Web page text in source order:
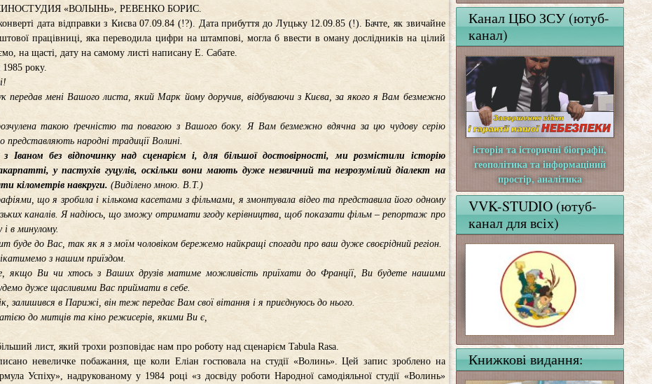
«ВОЛЫНЬ», РЕВЕНКО БОРИС.
дата відправки з Києва 07.09.84 (!?). Дата прибуття до Луцьку 12.09.85 (!). Бачте, як звичайне
працівниці, яка переводила цифри на штампові, могла б ввести в оману дослідників на цілий
на щасті, дату на самому листі написану Е. Сабате.
року.
передав мені Вашого листа, який Марк йому доручив, відбуваючи з Києва, за якого я Вам безмежно
такою ґречністю та повагою з Вашого боку. Я Вам безмежно вдячна за цю чудову серію
народні традиції Волині.
Іваном без відпочинку над сценарієм і, для більшої достовірності, ми розмістили історію
у пастухів гуцулів, оскільки вони мають дуже незвичний та незрозумілий діалект на
кілометрів навкруги. (Виділено мною. В.Т.)
що я зробила і кількома касетами з фільмами, я змонтувала відео та представила його одному
каналів. Я надіюсь, що зможу отримати згоду керівництва, щоб показати фільм – репортаж про
і в минулому.
буде до Вас, так як я з моїм чоловіком бережемо найкращі спогади про ваш дуже своєрідний регіон.
з нашим приїздом.
якщо Ви чи хтось з Ваших друзів матиме можливість приїхати до Франції, Ви будете нашими
дуже щасливими Вас приймати в себе.
залишився в Парижі, він теж передає Вам свої вітання і я приєднуюсь до нього.
до митців та кіно режисерів, якими Ви є,
лист, який трохи розповідає нам про роботу над сценарієм Tabula Rasa.
невеличке побажання, ще коли Еліан гостювала на студії «Волинь». Цей запис зроблено на
Успіху», надрукованому у 1984 році «з досвіду роботи Народної самодіяльної студії «Волинь»
Канал ЦБО ЗСУ (ютуб-
канал)
історія та історичні біографії,
геополітика та інформаціний
простір, аналітика
VVK-STUDIO (ютуб-
канал для всіх)
Книжкові видання: